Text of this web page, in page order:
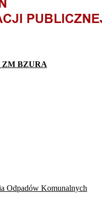
ZM BZURA
Odpadów Komunalnych